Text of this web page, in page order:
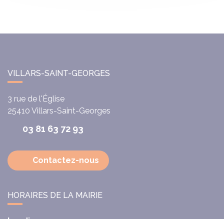
VILLARS-SAINT-GEORGES
3 rue de l'Église
25410 Villars-Saint-Georges
03 81 63 72 93
Contactez-nous
HORAIRES DE LA MAIRIE